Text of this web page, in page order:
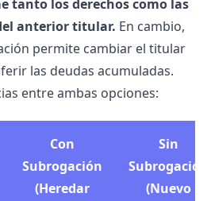
tanto los derechos como las
anterior titular. En cambio,
permite cambiar el titular
las deudas acumuladas.
entre ambas opciones:
Con
Subrogación
(Heredar
Sin
Subrogación
(Nuevo